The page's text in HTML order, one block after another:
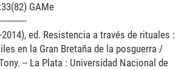
GAMe
ed. Resistencia a través de rituales :
en la Gran Bretaña de la posguerra /
-- La Plata : Universidad Nacional de